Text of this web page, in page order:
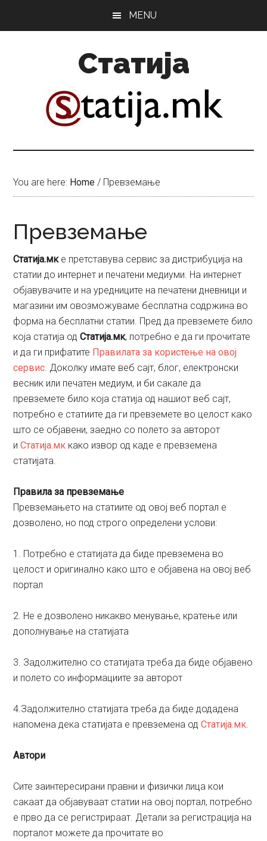
MENU
Статија
You are here: Home / Превземање
Превземање
Статија.мке претставува сервис за дистрибуција на
статии до интернет и печатени медиуми. На интернет
објавувачите и на уредниците на печатени дневници и
магазини им овозможуваме бесплатна содржина во
форма на бесплатни статии. Пред да превземете било
која статија одСтатија.мк, потребно е да ги прочитате
и да ги прифатите Правилата за користење на овој
сервис. Доколку имате веб сајт, блог, електронски
весник или печатен медиум, и би сакале да
превземете било која статија од нашиот веб сајт,
потребно е статиите да ги превземете во целост како
што се објавени, заедно со полето за авторот
и Статија.мк како извор од каде е превземена
статијата.
Правила за превземање
Превземањето на статиите од овој веб портал е
дозволено, но под строго определени услови:
1. Потребно е статијата да биде превземена во
целост и оригинално како што е објавена на овој веб
портал
2. Не е дозволено никакво менување, кратење или
дополнување на статијата
3. Задолжително со статијата треба да биде објавено
и полето со информациите за авторот
4.Задолжително статијата треба да биде додадена
напомена дека статијата е превземена одСтатија.мк.
Автори
Сите заинтересирани правни и физички лица кои
сакаат да објавуваат статии на овој портал, потребно
е прво да се регистрираат. Детали за регистрација на
порталот можете да прочитате во